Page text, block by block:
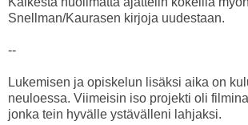
Snellman/Kaurasen kirjoja uudestaan.
--
Lukemisen ja opiskelun lisäksi aika on
neuloessa. Viimeisin iso projekti oli
jonka tein hyvälle ystävälleni lahjaksi.